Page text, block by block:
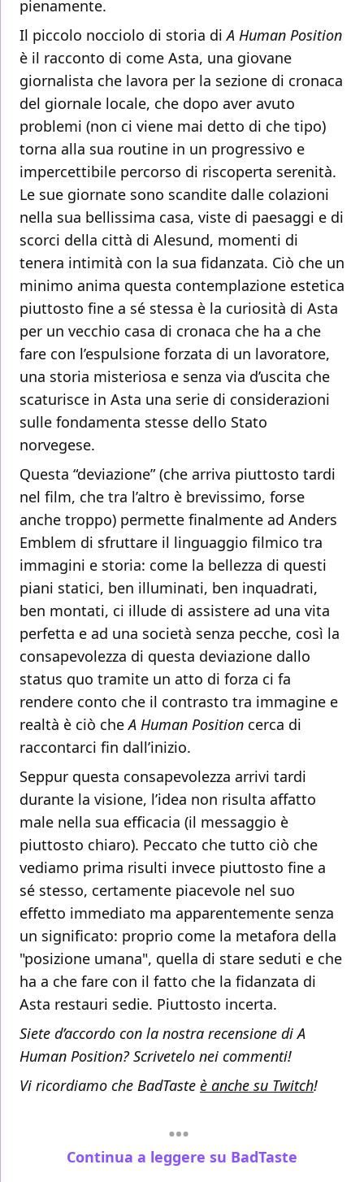
pienamente.
Il piccolo nocciolo di storia diA Human Position
è il racconto di come Asta, una giovane
giornalista che lavora per la sezione di cronaca
del giornale locale, che dopo aver avuto
problemi (non ci viene mai detto di che tipo)
torna alla sua routine in un progressivo e
impercettibile percorso di riscoperta serenità.
Le sue giornate sono scandite dalle colazioni
nella sua bellissima casa, viste di paesaggi e di
scorci della città di Alesund, momenti di
tenera intimità con la sua fidanzata. Ciò che un
minimo anima questa contemplazione estetica
piuttosto fine a sé stessa è la curiosità di Asta
per un vecchio casa di cronaca che ha a che
fare con l’espulsione forzata di un lavoratore,
una storia misteriosa e senza via d’uscita che
scaturisce in Asta una serie di considerazioni
sulle fondamenta stesse dello Stato
norvegese.
Questa “deviazione” (che arriva piuttosto tardi
nel film, che tra l’altro è brevissimo, forse
anche troppo) permette finalmente ad Anders
Emblem di sfruttare il linguaggio filmico tra
immagini e storia: come la bellezza di questi
piani statici, ben illuminati, ben inquadrati,
ben montati, ci illude di assistere ad una vita
perfetta e ad una società senza pecche, così la
consapevolezza di questa deviazione dallo
status quo tramite un atto di forza ci fa
rendere conto che il contrasto tra immagine e
realtà è ciò cheA Human Position cerca di
raccontarci fin dall’inizio.
Seppur questa consapevolezza arrivi tardi
durante la visione, l’idea non risulta affatto
male nella sua efficacia (il messaggio è
piuttosto chiaro). Peccato che tutto ciò che
vediamo prima risulti invece piuttosto fine a
sé stesso, certamente piacevole nel suo
effetto immediato ma apparentemente senza
un significato: proprio come la metafora della
"posizione umana", quella di stare seduti e che
ha a che fare con il fatto che la fidanzata di
Asta restauri sedie. Piuttosto incerta.
Siete d’accordo con la nostra recensione di A
Human Position? Scrivetelo nei commenti!
Vi ricordiamo che BadTaste è anche su Twitch!
Continua a leggere su BadTaste